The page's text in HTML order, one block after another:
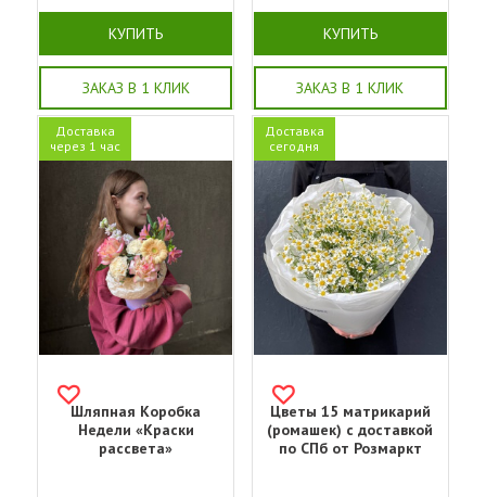
КУПИТЬ
ЗАКАЗ В 1 КЛИК
КУПИТЬ
ЗАКАЗ В 1 КЛИК
Доставка
через 1 час
Шляпная Коробка
Недели «Краски
рассвета»
Доставка
сегодня
Цветы 15 матрикарий
(ромашек) с доставкой
по СПб от Розмаркт